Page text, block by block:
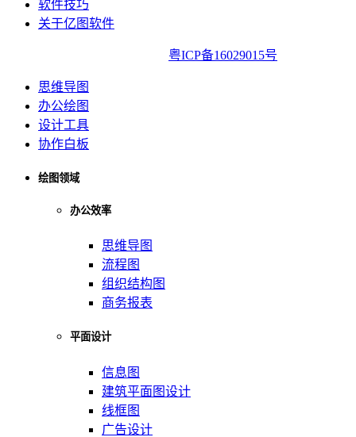
软件技巧
关于亿图软件
粤ICP备16029015号
思维导图
办公绘图
设计工具
协作白板
绘图领域
办公效率
思维导图
流程图
组织结构图
商务报表
平面设计
信息图
建筑平面图设计
线框图
广告设计